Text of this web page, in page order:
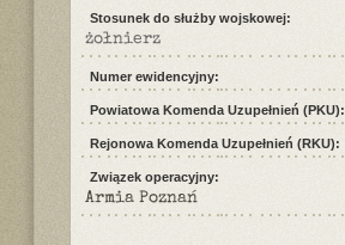
Stosunek do służby wojskowej:
żołnierz
Numer ewidencyjny:
Powiatowa Komenda Uzupełnień (PKU):
Rejonowa Komenda Uzupełnień (RKU):
Związek operacyjny:
Armia Poznań